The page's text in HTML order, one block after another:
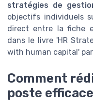
stratégies de
objectifs individuels
direct entre la fiche
dans le livre 'HR
with human capital'
Comment
poste